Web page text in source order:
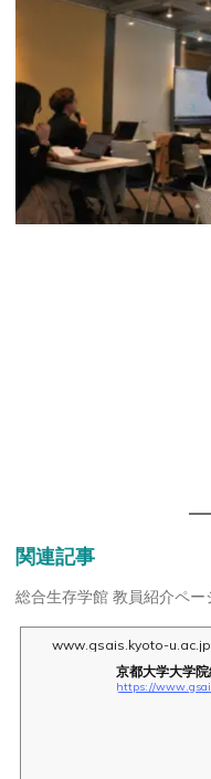
関連記事
総合生存学館 教員紹介ペー
www.gsais.kyoto-u.ac.jp
京都大学大学
https://